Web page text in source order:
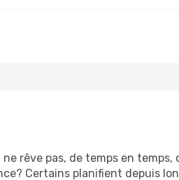
rêve pas, de temps en
Certains planifient depuis